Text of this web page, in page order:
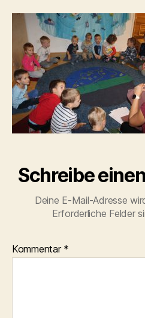
Schreibe
Deine E-Mail-Adresse
Erforderliche Felder
Kommentar *